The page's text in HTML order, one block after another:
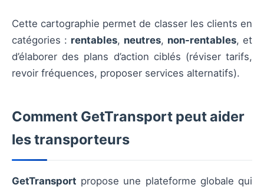
Cette cartographie permet de classer les clients en
catégories : rentables, neutres, non-rentables, et
d’élaborer des plans d’action ciblés (réviser tarifs,
revoir fréquences, proposer services alternatifs).
Comment GetTransport peut aider
les transporteurs
GetTransport propose une plateforme globale qui